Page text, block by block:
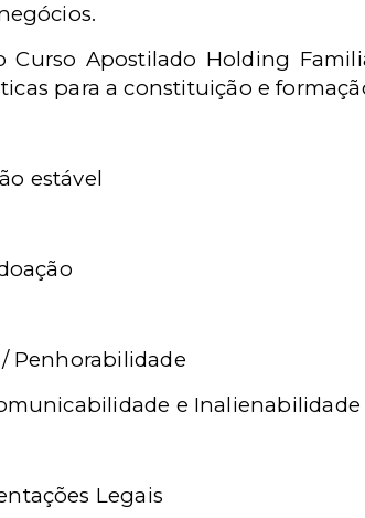
Apostilado Holding
para a constituição e
estável
Penhorabilidade
e Inalienabilidade
Legais